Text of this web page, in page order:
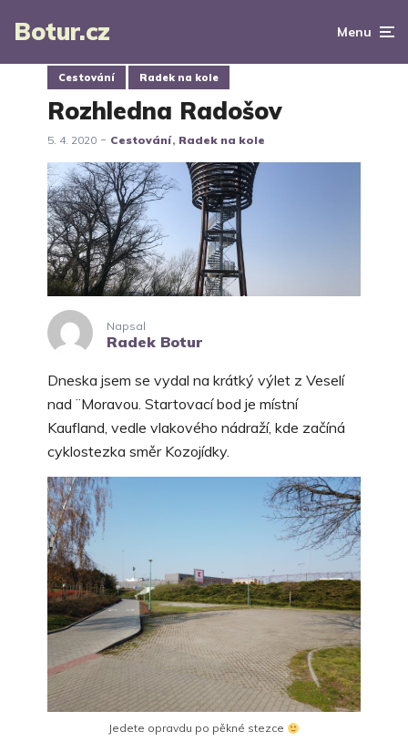
Botur.cz Menu
Cestování Radek na kole
Rozhledna Radošov
5. 4. 2020 Cestování Radek na kole
Napsal
Radek Botur
Dneska jsem se vydal na krátký výlet z Veselí
nad ¨Moravou. Startovací bod je místní
Kaufland, vedle vlakového nádraží, kde začíná
cyklostezka směr Kozojídky.
Jedete opravdu po pěkné stezce